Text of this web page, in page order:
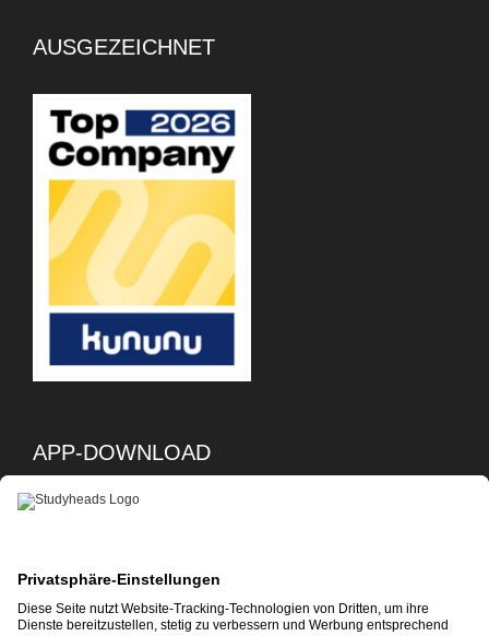
AUSGEZEICHNET
APP-DOWNLOAD